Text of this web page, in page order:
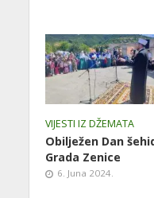
VIJESTI IZ DŽEMATA
Obilježen Dan
Grada Zenice
6. Juna 2024.